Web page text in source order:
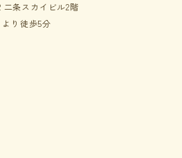
条スカイビル2階
り徒歩5分